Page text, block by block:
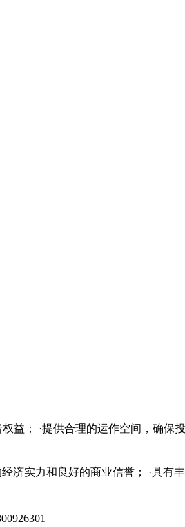
益； ·提供合理的运作空间，确保
济实力和良好的商业信誉； ·具有